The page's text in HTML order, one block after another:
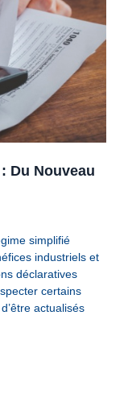
Du Nouveau
simplifié
industriels et
déclaratives
certains
actualisés